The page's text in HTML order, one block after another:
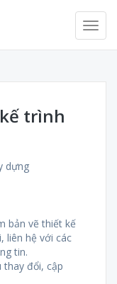
trình
dựng
bản vẽ thiết kế
liên hệ với các
tin.
thay đổi, cập